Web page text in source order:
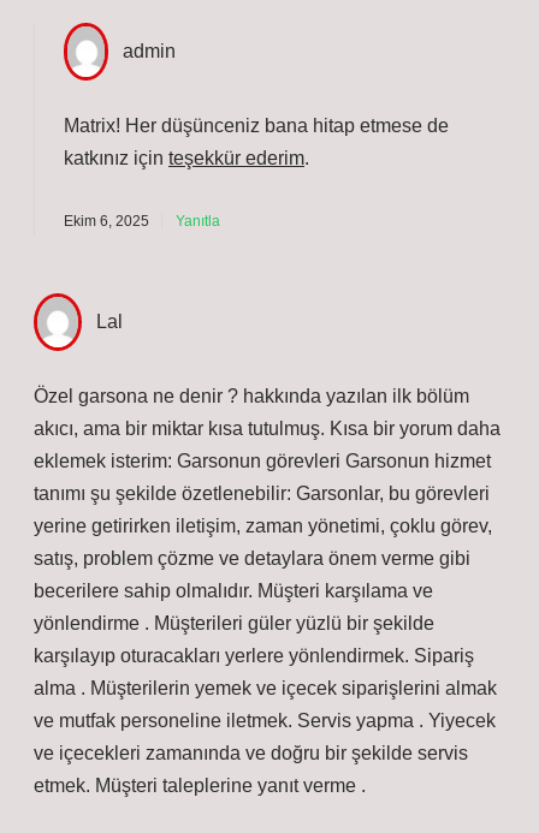
Matrix! Her düşünceniz bana hitap etmese de
katkınız için teşekkür ederim.
Ekim 6, 2025 Yanıtla
Özel garsona ne denir ? hakkında yazılan ilk bölüm
akıcı, ama bir miktar kısa tutulmuş. Kısa bir yorum daha
eklemek isterim: Garsonun görevleri Garsonun hizmet
tanımı şu şekilde özetlenebilir: Garsonlar, bu görevleri
yerine getirirken iletişim, zaman yönetimi, çoklu görev,
satış, problem çözme ve detaylara önem verme gibi
becerilere sahip olmalıdır. Müşteri karşılama ve
yönlendirme . Müşterileri güler yüzlü bir şekilde
karşılayıp oturacakları yerlere yönlendirmek. Sipariş
alma . Müşterilerin yemek ve içecek siparişlerini almak
ve mutfak personeline iletmek. Servis yapma . Yiyecek
ve içecekleri zamanında ve doğru bir şekilde servis
etmek. Müşteri taleplerine yanıt verme .